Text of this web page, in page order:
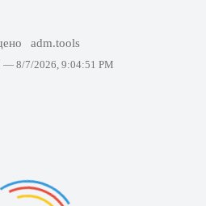
adm.tools
— 8/7/2026, 9:04:51 PM